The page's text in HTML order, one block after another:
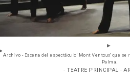
Archivo - Escena del espectáculo 'Mont Ventoux' que
Palma.
- TEATRE PRINCIPAL -